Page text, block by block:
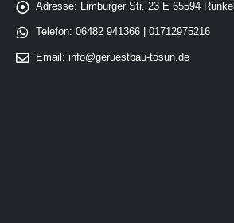
Adresse: Limburger Str. 23 E 65594 Runkel
Telefon: 06482 941366 | 01712975216
Email: info@geruestbau-tosun.de